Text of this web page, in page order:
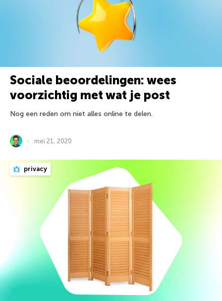
Sociale beoordelingen: wees
voorzichtig met wat je post
Nog een reden om niet alles online te delen.
mei 21, 2020
privacy